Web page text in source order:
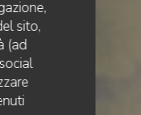
sito,
(ad